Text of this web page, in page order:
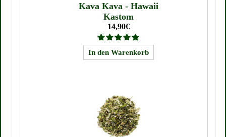
Kava Kava - Hawaii
Kastom
14,90€